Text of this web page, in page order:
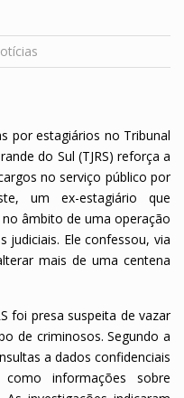
por estagiários no Tribunal
do Sul (TJRS) reforça a
no serviço público por
um ex-estagiário que
âmbito de uma operação
judiciais. Ele confessou, via
mais de uma centena
foi presa suspeita de vazar
de criminosos. Segundo a
a dados confidenciais
informações sobre